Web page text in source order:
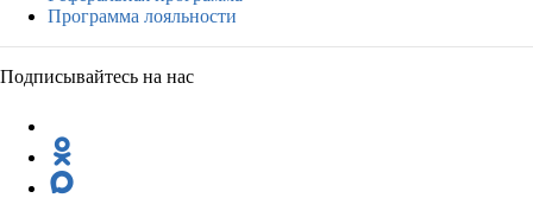
Программа лояльности
Подписывайтесь на нас